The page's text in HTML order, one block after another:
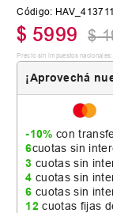
Código:
$ 5999 $
Precio sin impuestos nacionales:
¡Aprovechá
-10% con
6cuotas sin
3 cuotas sin
4 cuotas sin
6 cuotas sin
12 cuotas fijas